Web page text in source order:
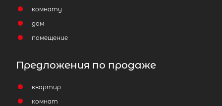
Популярное
комнату
дом
помещение
Предложения по продаже
квартир
комнат